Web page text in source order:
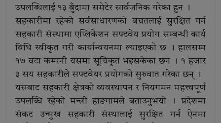
उपलब्धिलाई १३ बुँदामा समेटेर सार्वजनिक गरेका हुन ।
सहकारीमा रहेको सर्वसाधारणको बचतलाई सुरक्षित गर्न
सहकारी संस्थामा एप्लिकेशन सफ्टवेय प्रयोग सम्बन्धी कार्य
विधि स्वीकृत गरी कार्यान्वयनमा ल्याइएको छ । हालसम्म
१७ वटा कम्पनी यसमा सूचिकृत भइसकेका छन । १ हजार
३ सय सहकारीले सफ्टवेयर प्रयोगको सुरुवात गरेका छन् ।
यसबाट सहकारी क्षेत्रको व्यवस्थापन र नियगमन महत्त्वपूर्ण
उपलब्धि रहेको मन्त्री हाङगामले बताउनुभयो । प्रदेशमा
संकट उन्मुख सहकारी संस्थालाई सुरक्षित गर्न ऐनमा